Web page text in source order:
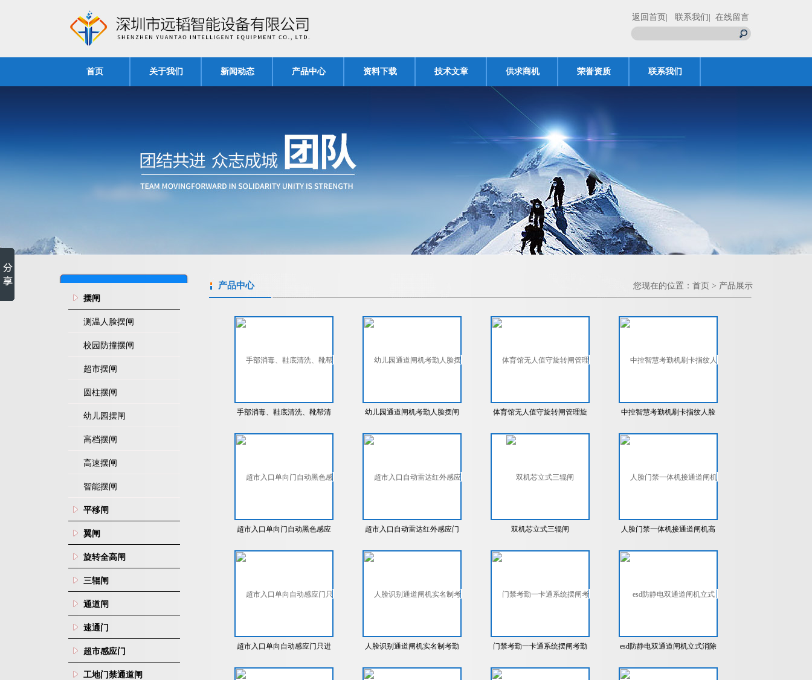
返回首页 | 联系我们 | 在线留言
首页 关于我们 新闻动态 产品中心 资料下载 技术文章 供求商机 荣誉资质 联系我们
摆闸
测温人脸摆闸
校园防撞摆闸
超市摆闸
圆柱摆闸
幼儿园摆闸
高档摆闸
高速摆闸
智能摆闸
平移闸
翼闸
旋转全高闸
三辊闸
通道闸
速通门
超市感应门
工地门禁通道闸
产品中心 您现在的位置： 首页 > 产品展示
手部消毒、鞋底清洗、靴帮清 幼儿园通道闸机考勤人脸摆闸 体育馆无人值守旋转闸管理旋 中控智慧考勤机刷卡指纹人脸
超市入口单向门自动黑色感应 超市入口自动雷达红外感应门 双机芯立式三辊闸 人脸门禁一体机接通道闸机高
超市入口单向自动感应门只进 人脸识别通道闸机实名制考勤 门禁考勤一卡通系统摆闸考勤 esd防静电双通道闸机立式消除